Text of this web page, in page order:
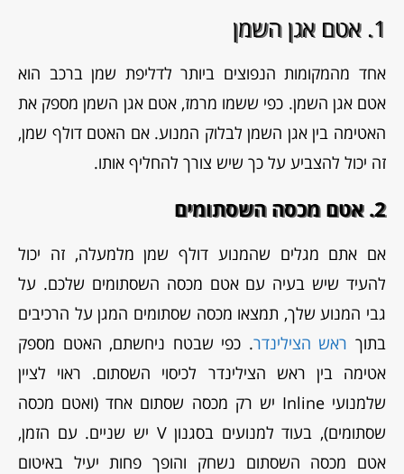
1. אטם אגן השמן
אחד מהמקומות הנפוצים ביותר לדליפת שמן ברכב הוא
אטם אגן השמן. כפי ששמו מרמז, אטם אגן השמן מספק את
האטימה בין אגן השמן לבלוק המנוע. אם האטם דולף שמן,
זה יכול להצביע על כך שיש צורך להחליף אותו.
2. אטם מכסה השסתומים
אם אתם מגלים שהמנוע דולף שמן מלמעלה, זה יכול
להעיד שיש בעיה עם אטם מכסה השסתומים שלכם. על
גבי המנוע שלך, תמצאו מכסה שסתומים המגן על הרכיבים
בתוך ראש הצילינדר. כפי שבטח ניחשתם, האטם מספק
אטימה בין ראש הצילינדר לכיסוי השסתום. ראוי לציין
שלמנועי Inline יש רק מכסה שסתום אחד (ואטם מכסה
שסתומים), בעוד למנועים בסגנון V יש שניים. עם הזמן,
אטם מכסה השסתום נשחק והופך פחות יעיל באיטום